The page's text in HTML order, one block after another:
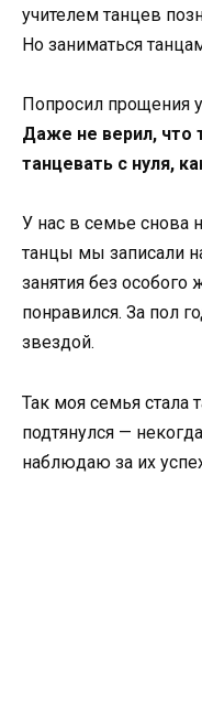
учителем танцев
Но заниматься
Попросил прощения
Даже не верил, что
танцевать с нуля,
У нас в семье снова
танцы мы записали
занятия без особого
понравился. За пол
звездой.
Так моя семья стала
подтянулся —
наблюдаю за их